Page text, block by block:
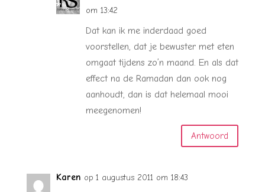
om 13:42
Dat kan ik me inderdaad goed
voorstellen, dat je bewuster met eten
omgaat tijdens zo’n maand. En als dat
effect na de Ramadan dan ook nog
aanhoudt, dan is dat helemaal mooi
meegenomen!
Antwoord
Karen op 1 augustus 2011 om 18:43